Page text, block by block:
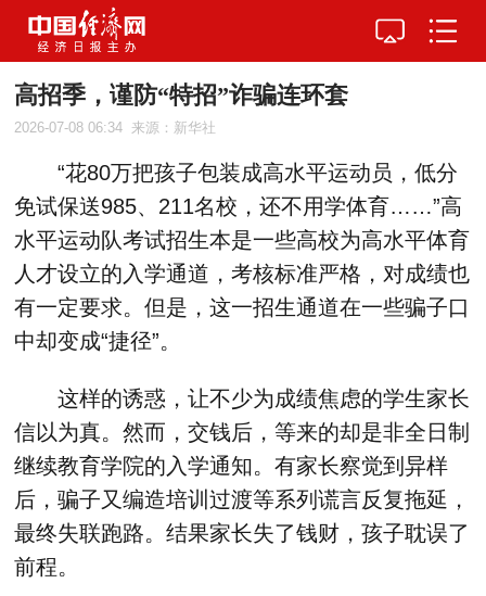
高招季，谨防“特招”诈骗连环套
2026-07-08 06:34 来源：新华社
“花80万把孩子包装成高水平运动员，低分
免试保送985、211名校，还不用学体育……”高
水平运动队考试招生本是一些高校为高水平体育
人才设立的入学通道，考核标准严格，对成绩也
有一定要求。但是，这一招生通道在一些骗子口
中却变成“捷径”。
这样的诱惑，让不少为成绩焦虑的学生家长
信以为真。然而，交钱后，等来的却是非全日制
继续教育学院的入学通知。有家长察觉到异样
后，骗子又编造培训过渡等系列谎言反复拖延，
最终失联跑路。结果家长失了钱财，孩子耽误了
前程。